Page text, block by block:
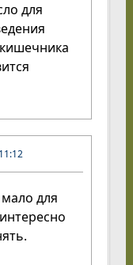
для
для